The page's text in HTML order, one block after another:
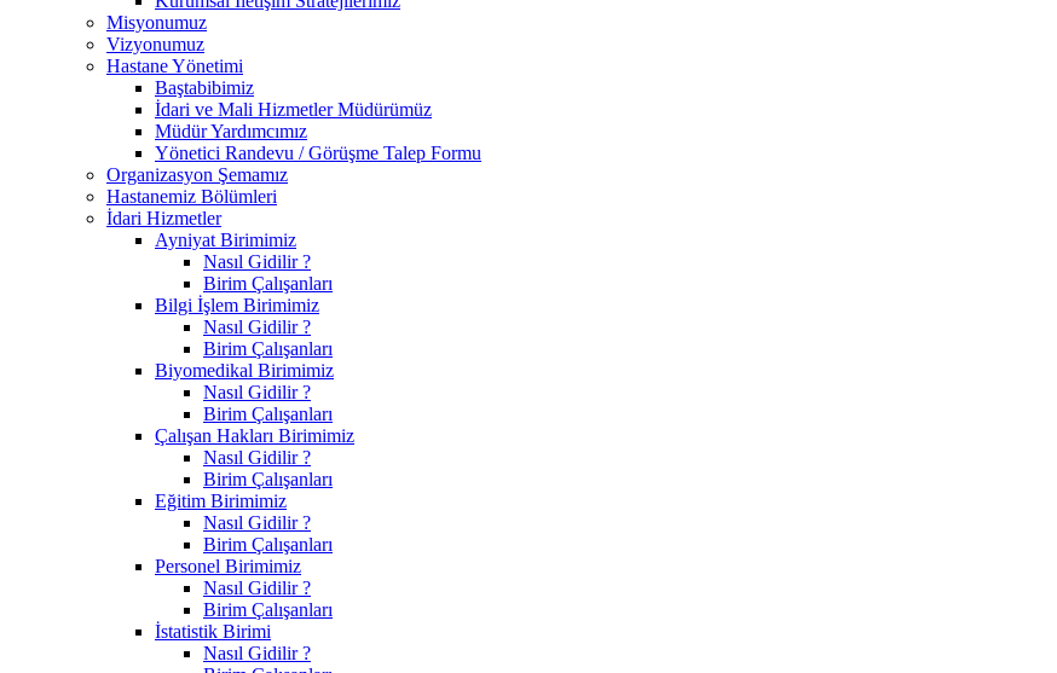
Misyonumuz
Vizyonumuz
Hastane Yönetimi
Baştabibimiz
İdari ve Mali Hizmetler Müdürümüz
Müdür Yardımcımız
Yönetici Randevu / Görüşme Talep Formu
Organizasyon Şemamız
Hastanemiz Bölümleri
İdari Hizmetler
Ayniyat Birimimiz
Nasıl Gidilir ?
Birim Çalışanları
Bilgi İşlem Birimimiz
Nasıl Gidilir ?
Birim Çalışanları
Biyomedikal Birimimiz
Nasıl Gidilir ?
Birim Çalışanları
Çalışan Hakları Birimimiz
Nasıl Gidilir ?
Birim Çalışanları
Eğitim Birimimiz
Nasıl Gidilir ?
Birim Çalışanları
Personel Birimimiz
Nasıl Gidilir ?
Birim Çalışanları
İstatistik Birimi
Nasıl Gidilir ?